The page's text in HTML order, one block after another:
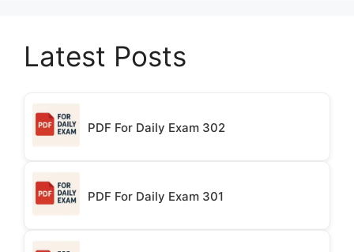
Latest Posts
PDF For Daily Exam 302
PDF For Daily Exam 301